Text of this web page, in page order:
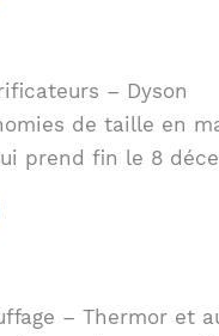
– Dyson
de taille en
prend fin le 8
– Thermor et